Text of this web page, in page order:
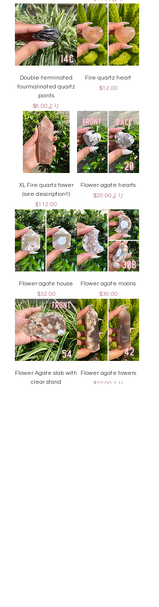
Double-terminated
tourmalinated quartz
points
$8.00より
セール価格
Fire quartz heart
価格
$12.00
XL Fire quartz tower
(see description!!)
価格
$112.00
Flower agate hearts
$20.00より
セール価格
Flower agate house
価格
$32.00
Flower agate moons
価格
$30.00
Flower Agate slab with
clear stand
Flower agate towers
$22.00 より
セール価格